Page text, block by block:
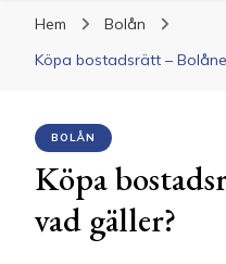
Hem
Bolån
Köpa bostadsrätt –
BOLÅN
Köpa
vad gäller?